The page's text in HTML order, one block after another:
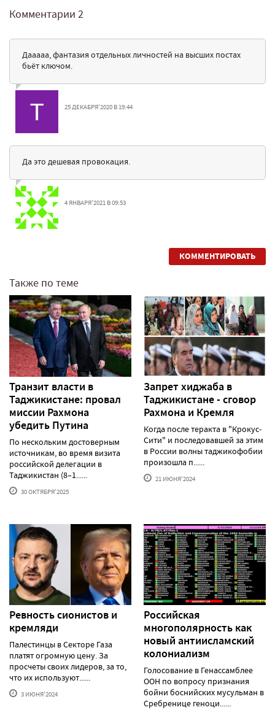
Комментарии 2
Дааааа, фантазия отдельных личностей на высших постах
бьёт ключом.
25 ДЕКАБРЯ'2020 В 19:44
Да это дешевая провокация.
4 ЯНВАРЯ'2021 В 09:53
КОММЕНТИРОВАТЬ
Также по теме
Транзит власти в
Таджикистане: провал
миссии Рахмона
убедить Путина
По нескольким достоверным
источникам, во время визита
российской делегации в
Таджикистан (8–1......
30 ОКТЯБРЯ'2025
Запрет хиджаба в
Таджикистане - сговор
Рахмона и Кремля
Когда после теракта в "Крокус-
Сити" и последовавшей за этим
в России волны таджикофобии
произошла п......
21 ИЮНЯ'2024
Ревность сионистов и
кремляди
Палестинцы в Секторе Газа
платят огромную цену. За
просчеты своих лидеров, за то,
что их используют......
3 ИЮНЯ'2024
Российская
многополярность как
новый антиисламский
колониализм
Голосование в Генассамблее
ООН по вопросу признания
бойни боснийских мусульман в
Сребренице геноци......